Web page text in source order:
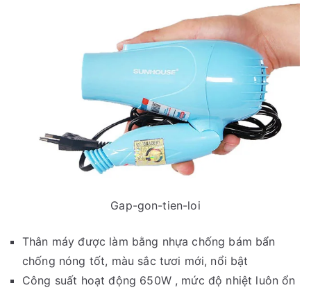
Gap-gon-tien-loi
Thân máy được làm bằng nhựa chống bám bẩn
chống nóng tốt, màu sắc tươi mới, nổi bật
Công suất hoạt động 650W , mức độ nhiệt luôn ổn